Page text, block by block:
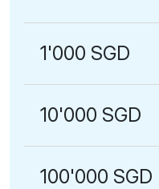
1'000 SGD
10'000 SGD
100'000 SGD